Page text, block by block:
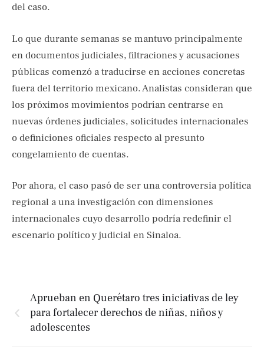
del caso.
Lo que durante semanas se mantuvo principalmente
en documentos judiciales, filtraciones y acusaciones
públicas comenzó a traducirse en acciones concretas
fuera del territorio mexicano. Analistas consideran que
los próximos movimientos podrían centrarse en
nuevas órdenes judiciales, solicitudes internacionales
o definiciones oficiales respecto al presunto
congelamiento de cuentas.
Por ahora, el caso pasó de ser una controversia política
regional a una investigación con dimensiones
internacionales cuyo desarrollo podría redefinir el
escenario político y judicial en Sinaloa.
Aprueban en Querétaro tres iniciativas de ley
para fortalecer derechos de niñas, niños y
adolescentes